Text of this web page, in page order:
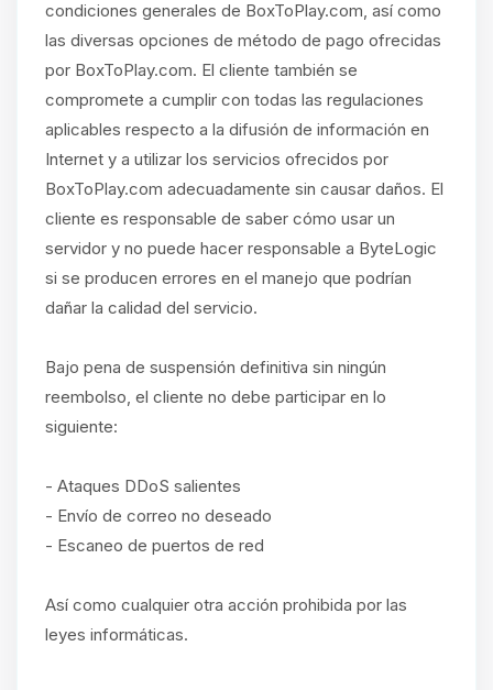
condiciones generales de BoxToPlay.com, así como
las diversas opciones de método de pago ofrecidas
por BoxToPlay.com. El cliente también se
compromete a cumplir con todas las regulaciones
aplicables respecto a la difusión de información en
Internet y a utilizar los servicios ofrecidos por
BoxToPlay.com adecuadamente sin causar daños. El
cliente es responsable de saber cómo usar un
servidor y no puede hacer responsable a ByteLogic
si se producen errores en el manejo que podrían
dañar la calidad del servicio.
Bajo pena de suspensión definitiva sin ningún
reembolso, el cliente no debe participar en lo
siguiente:
- Ataques DDoS salientes
- Envío de correo no deseado
- Escaneo de puertos de red
Así como cualquier otra acción prohibida por las
leyes informáticas.